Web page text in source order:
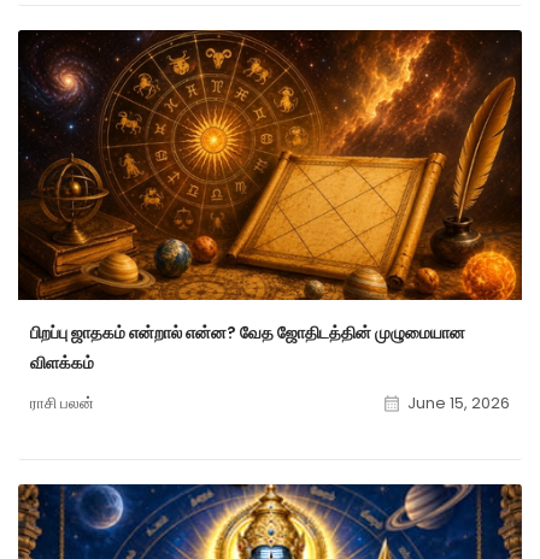
பிறப்பு ஜாதகம் என்றால் என்ன? வேத ஜோதிடத்தின் முழுமையான
விளக்கம்
ராசி பலன் June 15, 2026